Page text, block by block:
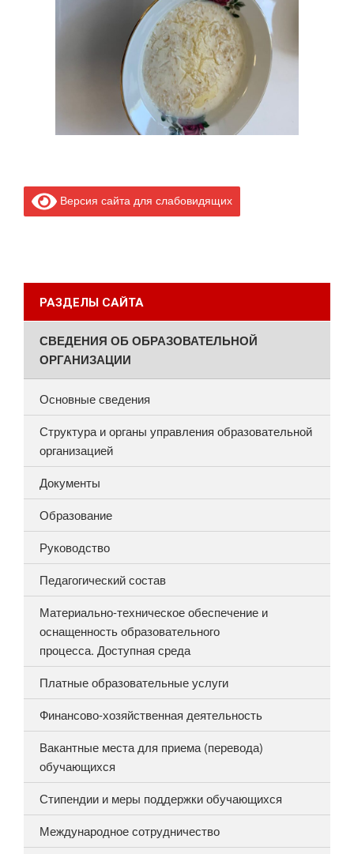
Версия сайта для слабовидящих
РАЗДЕЛЫ САЙТА
СВЕДЕНИЯ ОБ ОБРАЗОВАТЕЛЬНОЙ
ОРГАНИЗАЦИИ
Основные сведения
Структура и органы управления образовательной
организацией
Документы
Образование
Руководство
Педагогический состав
Материально-техническое обеспечение и
оснащенность образовательного
процесса. Доступная среда
Платные образовательные услуги
Финансово-хозяйственная деятельность
Вакантные места для приема (перевода)
обучающихся
Стипендии и меры поддержки обучающихся
Международное сотрудничество